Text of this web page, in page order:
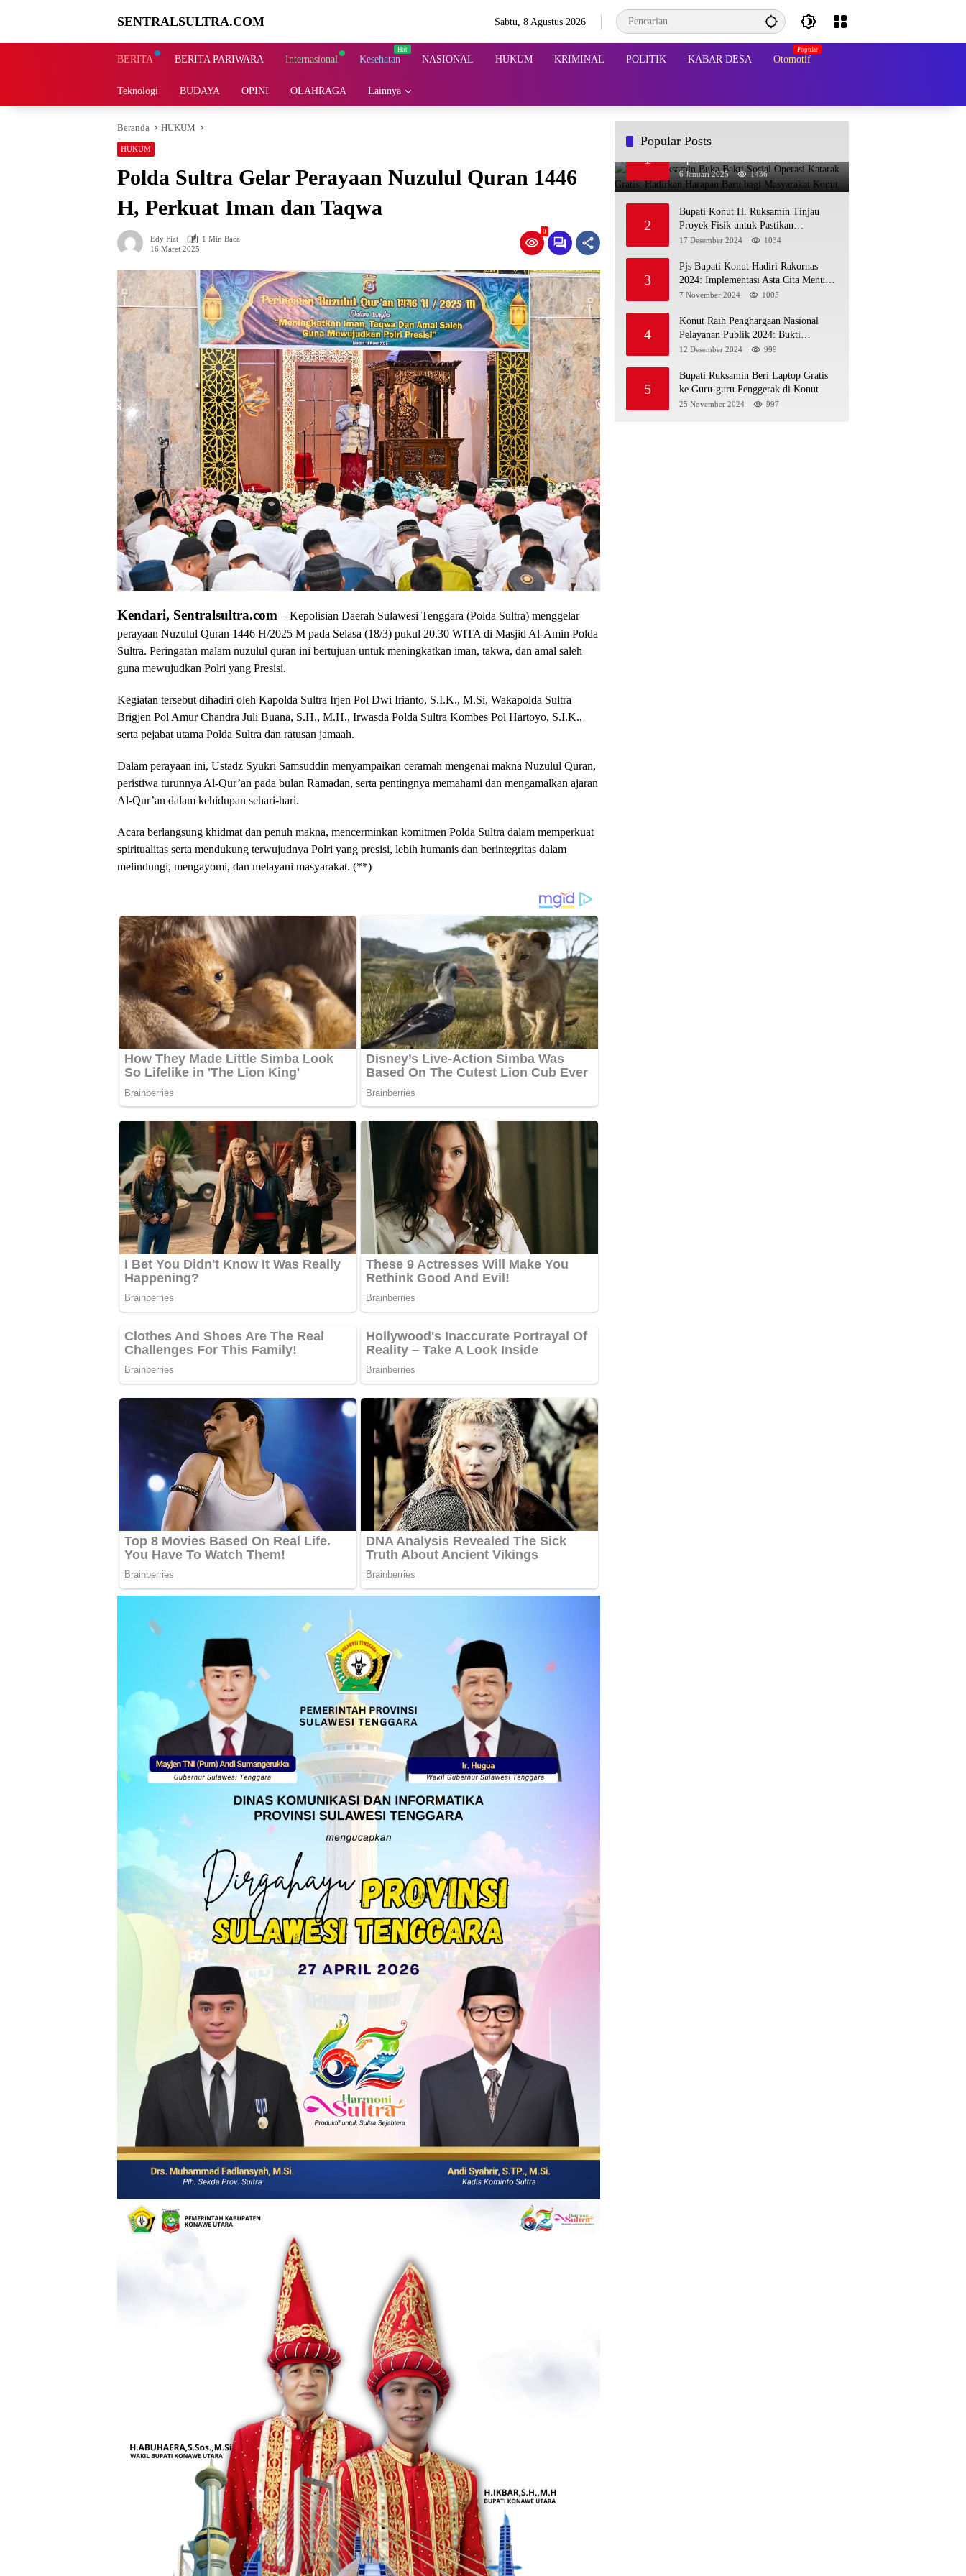
SENTRALSULTRA.COM Sabtu, 8 Agustus 2026
BERITA BERITA PARIWARA Internasional Kesehatan NASIONAL HUKUM KRIMINAL POLITIK KABAR DESA Otomotif
Teknologi BUDAYA OPINI OLAHRAGA Lainnya
Beranda HUKUM
HUKUM
Polda Sultra Gelar Perayaan Nuzulul Quran 1446
H, Perkuat Iman dan Taqwa
Edy Fiat
1 Min Baca
16 Maret 2025
0
Kendari, Sentralsultra.com – Kepolisian Daerah Sulawesi Tenggara (Polda Sultra) menggelar
perayaan Nuzulul Quran 1446 H/2025 M pada Selasa (18/3) pukul 20.30 WITA di Masjid Al-Amin Polda
Sultra. Peringatan malam nuzulul quran ini bertujuan untuk meningkatkan iman, takwa, dan amal saleh
guna mewujudkan Polri yang Presisi.
Kegiatan tersebut dihadiri oleh Kapolda Sultra Irjen Pol Dwi Irianto, S.I.K., M.Si, Wakapolda Sultra
Brigjen Pol Amur Chandra Juli Buana, S.H., M.H., Irwasda Polda Sultra Kombes Pol Hartoyo, S.I.K.,
serta pejabat utama Polda Sultra dan ratusan jamaah.
Dalam perayaan ini, Ustadz Syukri Samsuddin menyampaikan ceramah mengenai makna Nuzulul Quran,
peristiwa turunnya Al-Qur’an pada bulan Ramadan, serta pentingnya memahami dan mengamalkan ajaran
Al-Qur’an dalam kehidupan sehari-hari.
Acara berlangsung khidmat dan penuh makna, mencerminkan komitmen Polda Sultra dalam memperkuat
spiritualitas serta mendukung terwujudnya Polri yang presisi, lebih humanis dan berintegritas dalam
melindungi, mengayomi, dan melayani masyarakat. (**)
Popular Posts
1
Bupati Ruksamin Buka Bakti Sosial
Operasi Katarak Gratis: Hadirkan
Harapan Baru bagi Masyarakat Konut
6 Januari 2025 1436
2
Bupati Konut H. Ruksamin Tinjau
Proyek Fisik untuk Pastikan
Kesesuaian dengan Perencanaan
17 Desember 2024 1034
3
Pjs Bupati Konut Hadiri Rakornas
2024: Implementasi Asta Cita Menuju
Indonesia Emas
7 November 2024 1005
4
Konut Raih Penghargaan Nasional
Pelayanan Publik 2024: Bukti
Komitmen Menuju Pelayanan Prima
12 Desember 2024 999
5
Bupati Ruksamin Beri Laptop Gratis
ke Guru-guru Penggerak di Konut
25 November 2024 997